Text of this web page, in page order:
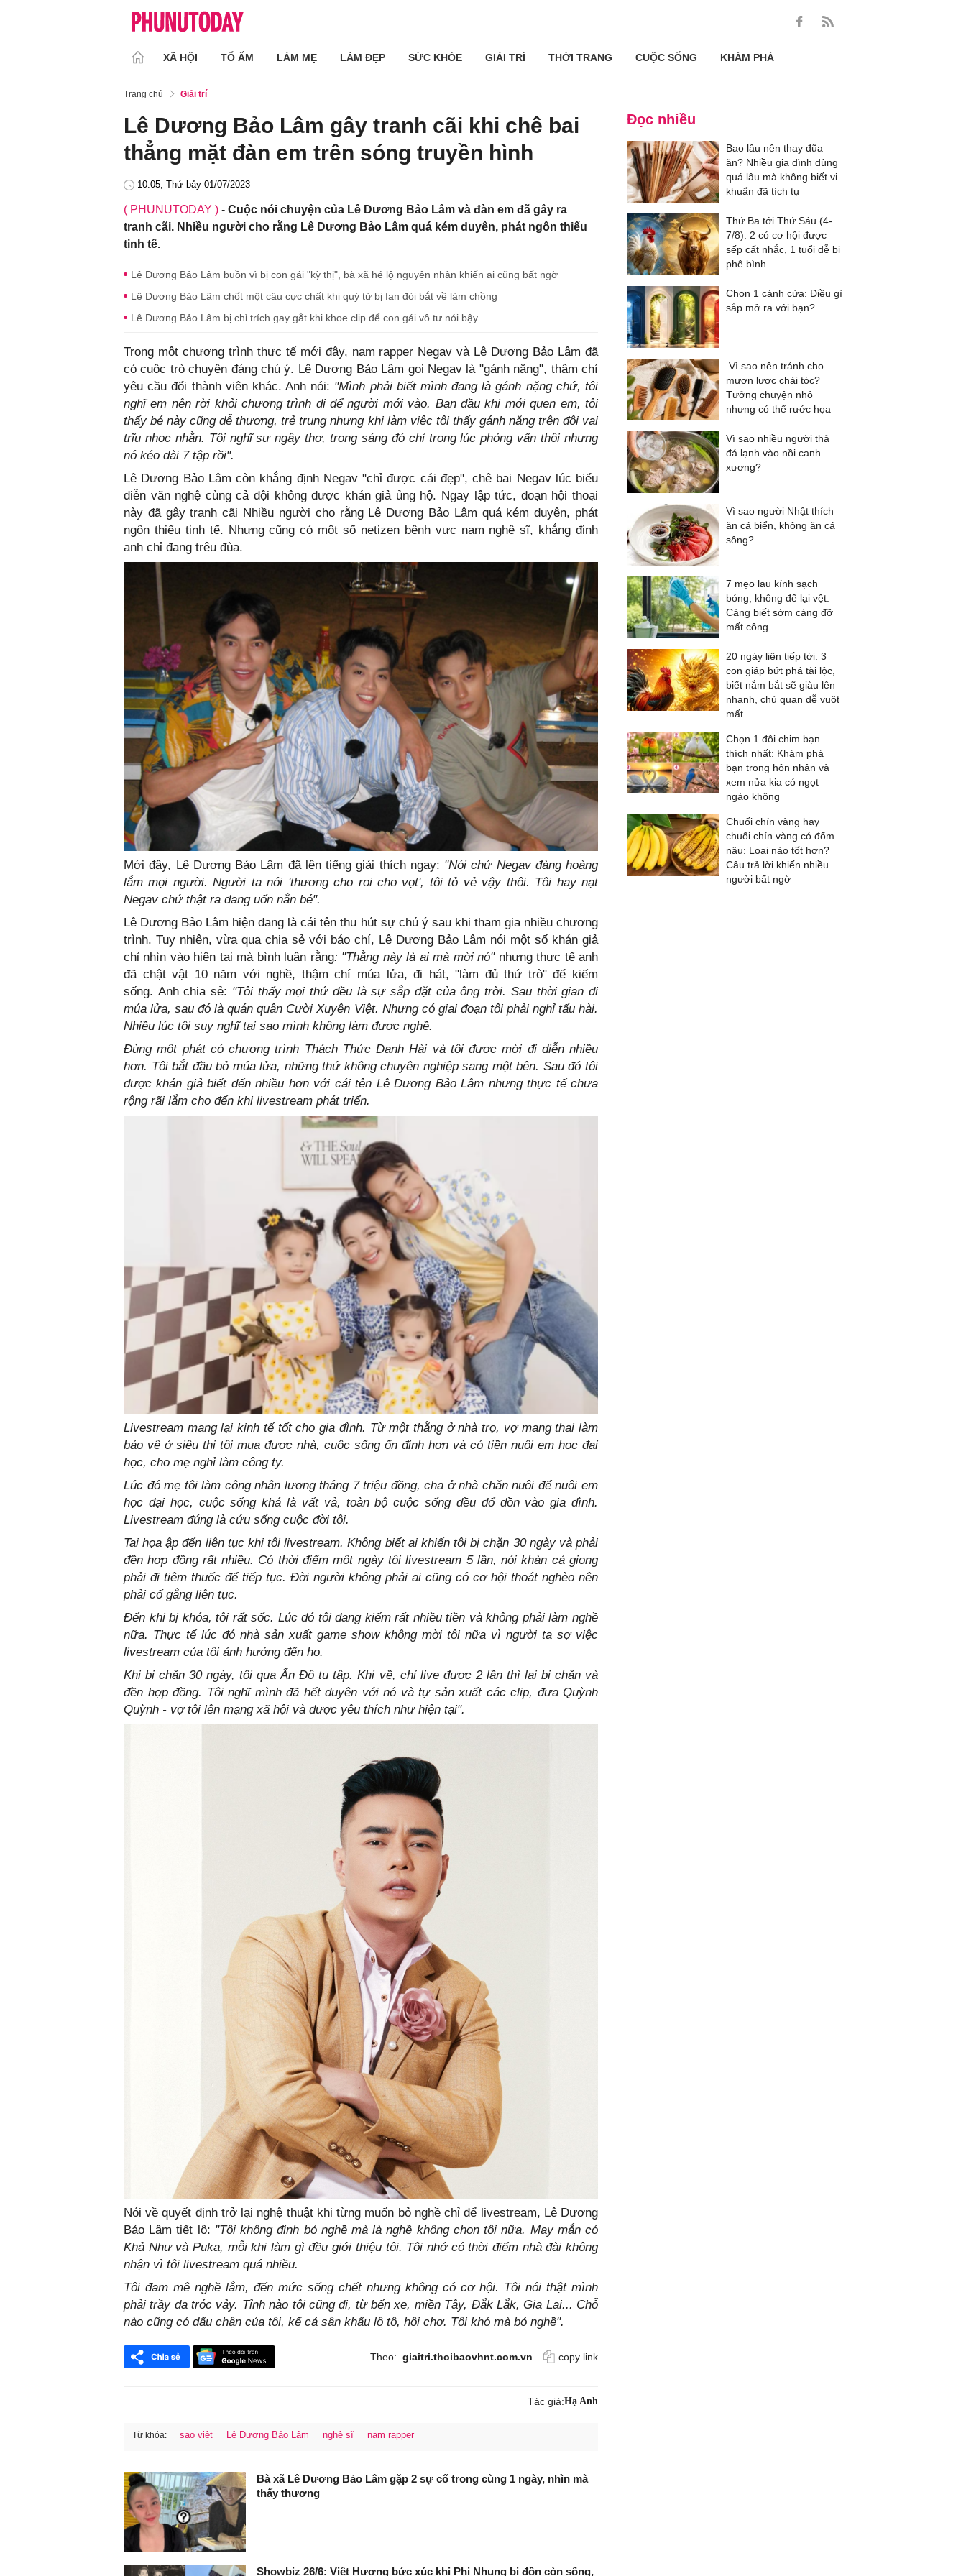
XÃ HỘI TỔ ẤM LÀM MẸ LÀM ĐẸP SỨC KHỎE GIẢI TRÍ THỜI TRANG CUỘC SỐNG KHÁM PHÁ
Trang chủ Giải trí
Lê Dương Bảo Lâm gây tranh cãi khi chê bai
thẳng mặt đàn em trên sóng truyền hình
10:05, Thứ bảy 01/07/2023
( PHUNUTODAY ) - Cuộc nói chuyện của Lê Dương Bảo Lâm và đàn em đã gây ra
tranh cãi. Nhiều người cho rằng Lê Dương Bảo Lâm quá kém duyên, phát ngôn thiếu
tinh tế.
Lê Dương Bảo Lâm buồn vì bị con gái "kỳ thị", bà xã hé lộ nguyên nhân khiến ai cũng bất ngờ
Lê Dương Bảo Lâm chốt một câu cực chất khi quý tử bị fan đòi bắt về làm chồng
Lê Dương Bảo Lâm bị chỉ trích gay gắt khi khoe clip để con gái vô tư nói bậy
Trong một chương trình thực tế mới đây, nam rapper Negav và Lê Dương Bảo Lâm đã
có cuộc trò chuyện đáng chú ý. Lê Dương Bảo Lâm gọi Negav là "gánh nặng", thậm chí
yêu cầu đổi thành viên khác. Anh nói: "Mình phải biết mình đang là gánh nặng chứ, tôi
nghĩ em nên rời khỏi chương trình đi để người mới vào. Ban đầu khi mới quen em, tôi
thấy bé này cũng dễ thương, trẻ trung nhưng khi làm việc tôi thấy gánh nặng trên đôi vai
trĩu nhọc nhằn. Tôi nghĩ sự ngây thơ, trong sáng đó chỉ trong lúc phỏng vấn thôi nhưng
nó kéo dài 7 tập rồi".
Lê Dương Bảo Lâm còn khẳng định Negav "chỉ được cái đẹp", chê bai Negav lúc biểu
diễn văn nghệ cùng cả đội không được khán giả ủng hộ. Ngay lập tức, đoạn hội thoại
này đã gây tranh cãi Nhiều người cho rằng Lê Dương Bảo Lâm quá kém duyên, phát
ngôn thiếu tinh tế. Nhưng cũng có một số netizen bênh vực nam nghệ sĩ, khẳng định
anh chỉ đang trêu đùa.
Mới đây, Lê Dương Bảo Lâm đã lên tiếng giải thích ngay: "Nói chứ Negav đàng hoàng
lắm mọi người. Người ta nói 'thương cho roi cho vọt', tôi tỏ vẻ vậy thôi. Tôi hay nạt
Negav chứ thật ra đang uốn nắn bé".
Lê Dương Bảo Lâm hiện đang là cái tên thu hút sự chú ý sau khi tham gia nhiều chương
trình. Tuy nhiên, vừa qua chia sẻ với báo chí, Lê Dương Bảo Lâm nói một số khán giả
chỉ nhìn vào hiện tại mà bình luận rằng: "Thằng này là ai mà mời nó"nhưng thực tế anh
đã chật vật 10 năm với nghề, thậm chí múa lửa, đi hát, "làm đủ thứ trò" để kiếm
sống. Anh chia sẻ: "Tôi thấy mọi thứ đều là sự sắp đặt của ông trời. Sau thời gian đi
múa lửa, sau đó là quán quân Cười Xuyên Việt. Nhưng có giai đoạn tôi phải nghỉ tấu hài.
Nhiều lúc tôi suy nghĩ tại sao mình không làm được nghề.
Đùng một phát có chương trình Thách Thức Danh Hài và tôi được mời đi diễn nhiều
hơn. Tôi bắt đầu bỏ múa lửa, những thứ không chuyên nghiệp sang một bên. Sau đó tôi
được khán giả biết đến nhiều hơn với cái tên Lê Dương Bảo Lâm nhưng thực tế chưa
rộng rãi lắm cho đến khi livestream phát triển.
Livestream mang lại kinh tế tốt cho gia đình. Từ một thằng ở nhà trọ, vợ mang thai làm
bảo vệ ở siêu thị tôi mua được nhà, cuộc sống ổn định hơn và có tiền nuôi em học đại
học, cho mẹ nghỉ làm công ty.
Lúc đó mẹ tôi làm công nhân lương tháng 7 triệu đồng, cha ở nhà chăn nuôi để nuôi em
học đại học, cuộc sống khá là vất vả, toàn bộ cuộc sống đều đổ dồn vào gia đình.
Livestream đúng là cứu sống cuộc đời tôi.
Tai họa ập đến liên tục khi tôi livestream. Không biết ai khiến tôi bị chặn 30 ngày và phải
đền hợp đồng rất nhiều. Có thời điểm một ngày tôi livestream 5 lần, nói khàn cả giọng
phải đi tiêm thuốc để tiếp tục. Đời người không phải ai cũng có cơ hội thoát nghèo nên
phải cố gắng liên tục.
Đến khi bị khóa, tôi rất sốc. Lúc đó tôi đang kiếm rất nhiều tiền và không phải làm nghề
nữa. Thực tế lúc đó nhà sản xuất game show không mời tôi nữa vì người ta sợ việc
livestream của tôi ảnh hưởng đến họ.
Khi bị chặn 30 ngày, tôi qua Ấn Độ tu tập. Khi về, chỉ live được 2 lần thì lại bị chặn và
đền hợp đồng. Tôi nghĩ mình đã hết duyên với nó và tự sản xuất các clip, đưa Quỳnh
Quỳnh - vợ tôi lên mạng xã hội và được yêu thích như hiện tại".
Nói về quyết định trở lại nghệ thuật khi từng muốn bỏ nghề chỉ để livestream, Lê Dương
Bảo Lâm tiết lộ: "Tôi không định bỏ nghề mà là nghề không chọn tôi nữa. May mắn có
Khả Như và Puka, mỗi khi làm gì đều giới thiệu tôi. Tôi nhớ có thời điểm nhà đài không
nhận vì tôi livestream quá nhiều.
Tôi đam mê nghề lắm, đến mức sống chết nhưng không có cơ hội. Tôi nói thật mình
phải trầy da tróc vảy. Tỉnh nào tôi cũng đi, từ bến xe, miền Tây, Đắk Lắk, Gia Lai... Chỗ
nào cũng có dấu chân của tôi, kể cả sân khấu lô tô, hội chợ. Tôi khó mà bỏ nghề".
Theo: giaitri.thoibaovhnt.com.vn copy link
Tác giả:Hạ Anh
Từ khóa: sao việt Lê Dương Bảo Lâm nghệ sĩ nam rapper
Bà xã Lê Dương Bảo Lâm gặp 2 sự cố trong cùng 1 ngày, nhìn mà
thấy thương
Showbiz 26/6: Việt Hương bức xúc khi Phi Nhung bị đồn còn sống,
Đọc nhiều
Bao lâu nên thay đũa
ăn? Nhiều gia đình dùng
quá lâu mà không biết vi
khuẩn đã tích tụ
Thứ Ba tới Thứ Sáu (4-
7/8): 2 có cơ hội được
sếp cất nhắc, 1 tuổi dễ bị
phê bình
Chọn 1 cánh cửa: Điều gì
sắp mở ra với bạn?
Vì sao nên tránh cho
mượn lược chải tóc?
Tưởng chuyện nhỏ
nhưng có thể rước họa
Vì sao nhiều người thả
đá lạnh vào nồi canh
xương?
Vì sao người Nhật thích
ăn cá biển, không ăn cá
sông?
7 mẹo lau kính sạch
bóng, không để lại vệt:
Càng biết sớm càng đỡ
mất công
20 ngày liên tiếp tới: 3
con giáp bứt phá tài lộc,
biết nắm bắt sẽ giàu lên
nhanh, chủ quan dễ vuột
mất
Chọn 1 đôi chim bạn
thích nhất: Khám phá
bạn trong hôn nhân và
xem nửa kia có ngọt
ngào không
Chuối chín vàng hay
chuối chín vàng có đốm
nâu: Loại nào tốt hơn?
Câu trả lời khiến nhiều
người bất ngờ